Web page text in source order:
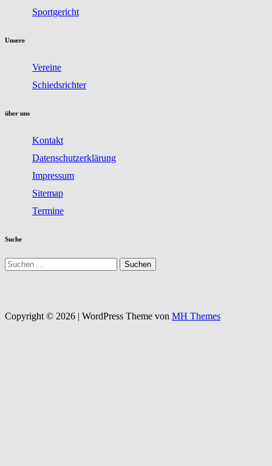
Sportgericht
Unsere
Vereine
Schiedsrichter
über uns
Kontakt
Datenschutzerklärung
Impressum
Sitemap
Termine
Suche
Suchen
nach:
Copyright © 2026 | WordPress Theme von MH Themes